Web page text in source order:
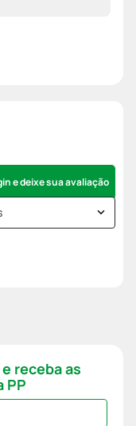
e deixe sua avaliação
receba as
PP